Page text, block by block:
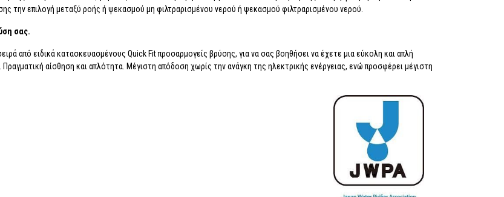
την επιλογή μεταξύ ροής ή ψεκασμού μη φιλτραρισμένου νερού ή ψεκασμού φιλτραρισμένου νερού.
σας.
από ειδικά κατασκευασμένους Quick Fit προσαρμογείς βρύσης, για να σας βοηθήσει να έχετε μια εύκολη και απλή
αίσθηση και απλότητα. Μέγιστη απόδοση χωρίς την ανάγκη της ηλεκτρικής ενέργειας, ενώ προσφέρει μέγιστη